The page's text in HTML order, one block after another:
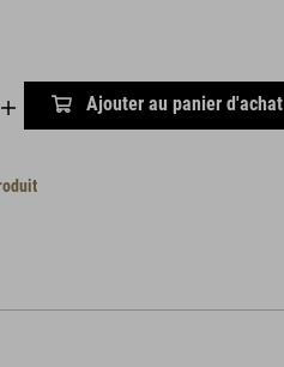
Ajouter au panier d'achat